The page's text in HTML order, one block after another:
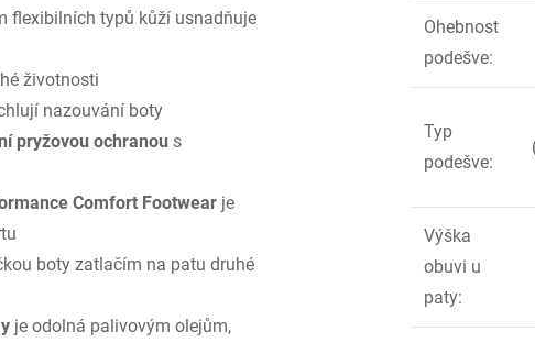
flexibilních typů kůží usnadňuje
životnosti
nazouvání boty
pryžovou ochranou s
Comfort Footwear je
boty zatlačím na patu druhé
je odolná palivovým olejům,
Ohebnost
podešve:
Typ
podešve:
Výška
obuvi u
paty: